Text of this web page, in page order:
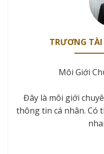
TRƯƠNG
Môi Giới
Đây là môi giới
thông tin cá nhân. Có